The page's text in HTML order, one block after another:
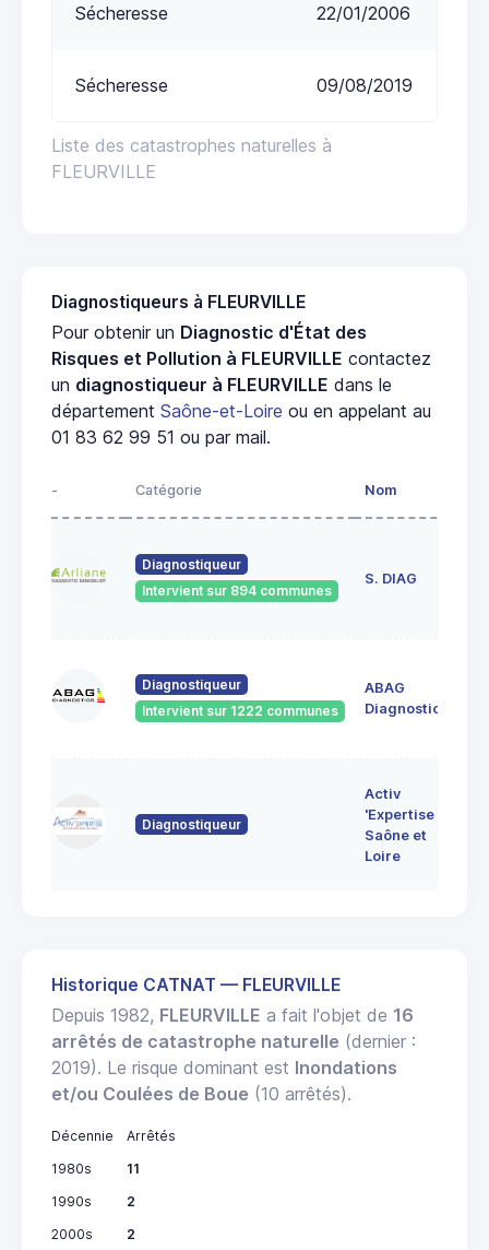
Liste des catastrophes naturelles à
FLEURVILLE
Sécheresse 22/01/2006
Sécheresse 09/08/2019
Diagnostiqueurs à FLEURVILLE
Pour obtenir un Diagnostic d'État des
Risques et Pollution à FLEURVILLE contactez
un diagnostiqueur à FLEURVILLE dans le
département Saône-et-Loire ou en appelant au
01 83 62 99 51 ou par mail.
- Catégorie Nom
Diagnostiqueur
Intervient sur 894 communes
S. DIAG
Diagnostiqueur
Intervient sur 1222 communes
ABAG
Diagnostics
Diagnostiqueur
Activ
'Expertise
Saône et
Loire
Historique CATNAT — FLEURVILLE
Depuis 1982, FLEURVILLE a fait l'objet de 16
arrêtés de catastrophe naturelle (dernier :
2019). Le risque dominant est Inondations
et/ou Coulées de Boue (10 arrêtés).
Décennie
Arrêtés
1980s
11
1990s
2
2000s
2